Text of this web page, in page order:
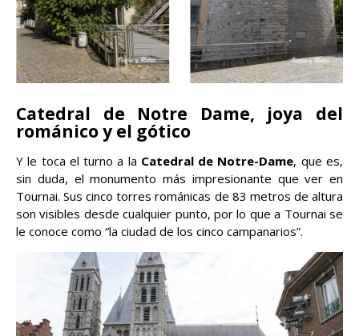
Catedral de Notre Dame, joya del
románico y el gótico
Y le toca el turno a la Catedral de Notre-Dame, que es,
sin duda, el monumento más impresionante que ver en
Tournai. Sus cinco torres románicas de 83 metros de altura
son visibles desde cualquier punto, por lo que a Tournai se
le conoce como “la ciudad de los cinco campanarios”.